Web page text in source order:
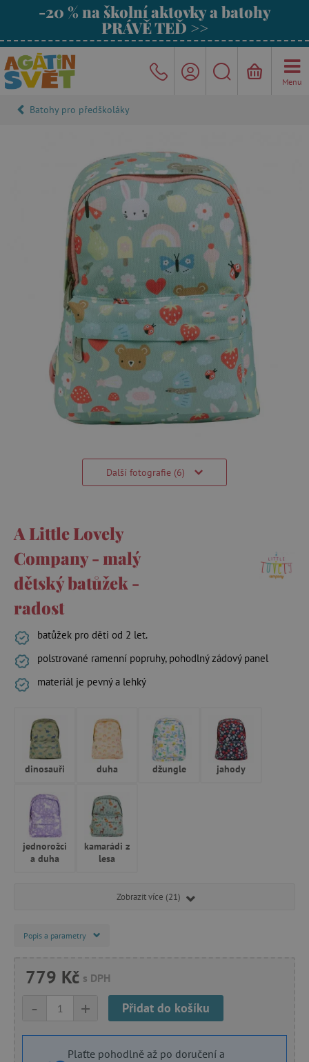
-20 % na školní aktovky a batohy
PRÁVĚ TEĎ >>
Menu
Batohy pro předškoláky
Další fotografie (6)
A Little Lovely
Company - malý
dětský batůžek -
radost
batůžek pro děti od 2 let.
polstrované ramenní popruhy, pohodlný zádový panel
materiál je pevný a lehký
dinosauři duha džungle jahody
jednorožci
a duha
kamarádi z
lesa
Zobrazit více (21)
Popis a parametry
779 Kč s DPH
+
- Přidat do košíku
Plaťte pohodlně až po doručení a